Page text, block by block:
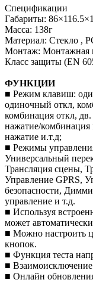
Спецификации
Габариты:
Масса: 138г
Материал: Стекло ,
Монтаж: Монтажная
Класс защиты (EN
ФУНКЦИИ
■ Режим клавиш:
одиночный откл,
комбинация откл,
нажатие/комбинация
нажатие и.т.д;
■ Режимы
Универсальный
Трансляция сцены,
Управление GPRS,
безопасности,
управление и т.д.
■ Используя
может
■ Можно настроить
кнопок.
■ Функция теста
■
■ Онлайн